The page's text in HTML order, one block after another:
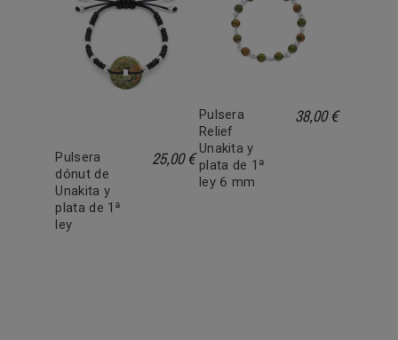
Pulsera
dónut de
Unakita y
plata de 1ª
ley
25,00 €
Pulsera
Relief
Unakita y
plata de 1ª
ley 6 mm
38,00 €